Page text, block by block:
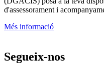
d'assessorament i
Més informació
Segueix-nos